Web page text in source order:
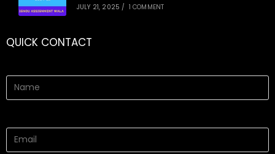
JULY 21, 2025 / 1 COMMENT
QUICK CONTACT